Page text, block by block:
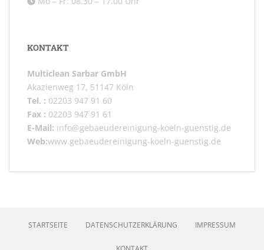
KONTAKT
Multiclean Sarbar GmbH
Akazienweg 17, 51147 Köln
Tel. : 02203 947 91 60
Fax : 02203 947 91 61
E-Mail: info@gebaeudereinigung-koeln-guenstig.de
Web:www.gebaeudereinigung-koeln-guenstig.de
STARTSEITE DATENSCHUTZERKLÄRUNG IMPRESSUM